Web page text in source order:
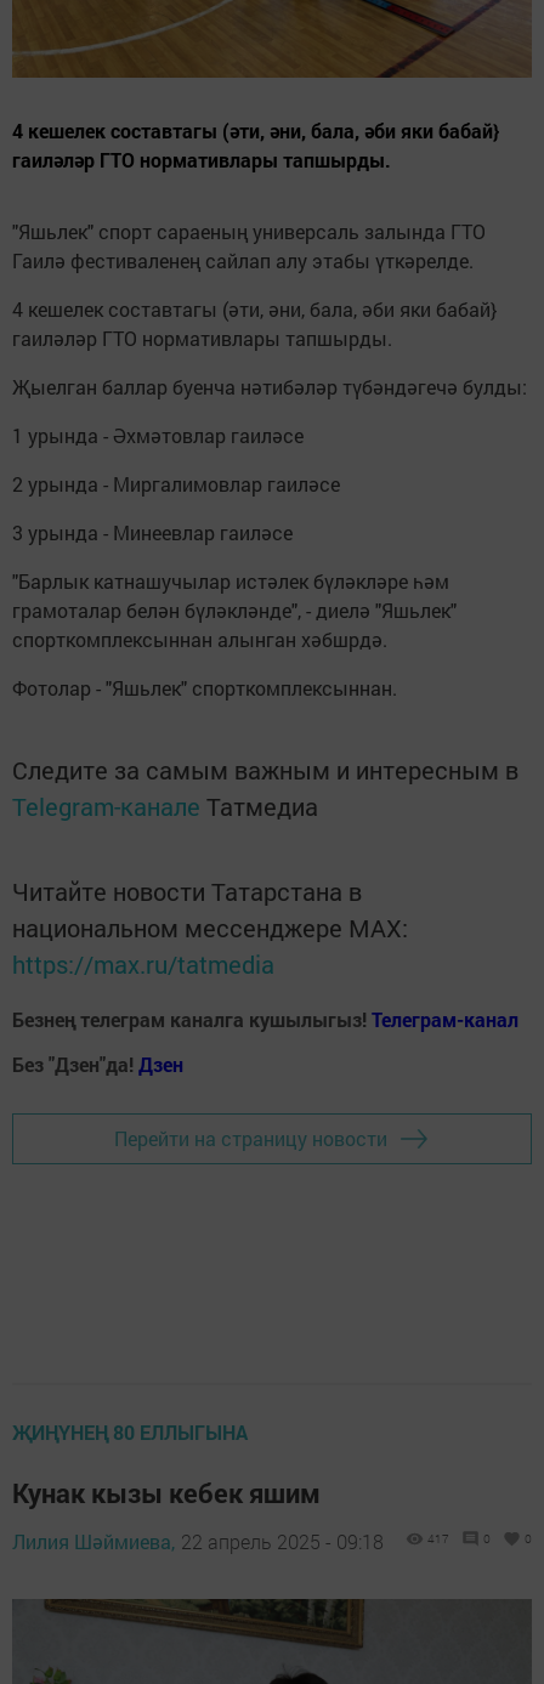
4 кешелек составтагы (әти, әни, бала, әби яки бабай}
гаиләләр ГТО нормативлары тапшырды.
"Яшьлек" спорт сараеның универсаль залында ГТО
Гаилә фестиваленең сайлап алу этабы үткәрелде.
4 кешелек составтагы (әти, әни, бала, әби яки бабай}
гаиләләр ГТО нормативлары тапшырды.
Җыелган баллар буенча нәтибәләр түбәндәгечә булды:
1 урында - Әхмәтовлар гаиләсе
2 урында - Миргалимовлар гаиләсе
3 урында - Минеевлар гаиләсе
"Барлык катнашучылар истәлек бүләкләре һәм
грамоталар белән бүләкләнде", - диелә "Яшьлек"
спорткомплексыннан алынган хәбшрдә.
Фотолар - "Яшьлек" спорткомплексыннан.
Следите за самым важным и интересным в
Telegram-канале Татмедиа
Читайте новости Татарстана в
национальном мессенджере MАХ:
https://max.ru/tatmedia
Безнең телеграм каналга кушылыгыз! Телеграм-канал
Без "Дзен"да! Дзен
Перейти на страницу новости
ҖИҢҮНЕҢ 80 ЕЛЛЫГЫНА
Кунак кызы кебек яшим
Лилия Шәймиева, 22 апрель 2025 - 09:18 417 0 0